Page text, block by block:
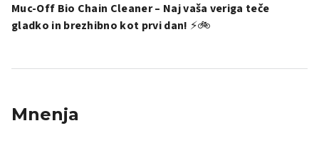
Muc-Off Bio Chain Cleaner – Naj vaša veriga teče
gladko in brezhibno kot prvi dan! ⚡🚲
Mnenja